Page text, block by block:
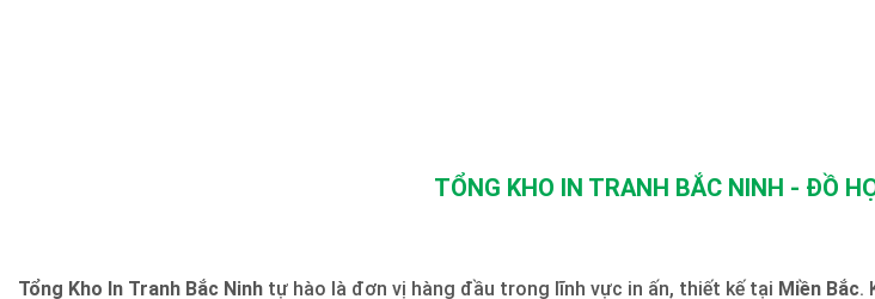
TỔNG KHO IN TRANH BẮC NINH - ĐỒ
Tổng Kho In Tranh Bắc Ninh tự hào là đơn vị hàng đầu trong lĩnh vực in ấn, thiết kế tại Miền Bắc.